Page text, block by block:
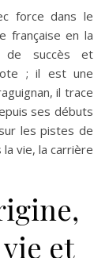
française en la
de succès et
; il est une
il trace
ses débuts
les pistes de
vie, la carrière
et